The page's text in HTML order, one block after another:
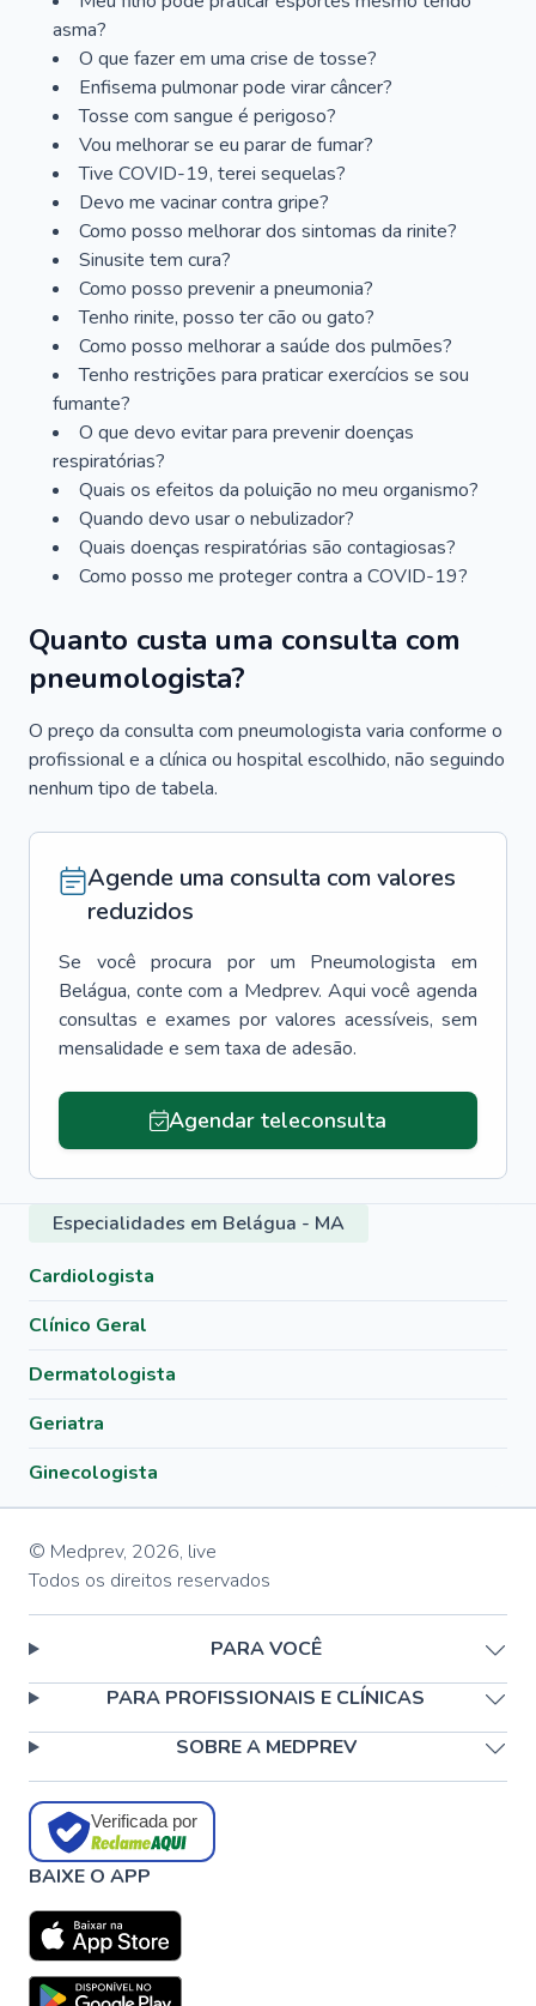
asma?
O que fazer em uma crise de tosse?
Enfisema pulmonar pode virar câncer?
Tosse com sangue é perigoso?
Vou melhorar se eu parar de fumar?
Tive COVID-19, terei sequelas?
Devo me vacinar contra gripe?
Como posso melhorar dos sintomas da rinite?
Sinusite tem cura?
Como posso prevenir a pneumonia?
Tenho rinite, posso ter cão ou gato?
Como posso melhorar a saúde dos pulmões?
Tenho restrições para praticar exercícios se sou
fumante?
O que devo evitar para prevenir doenças
respiratórias?
Quais os efeitos da poluição no meu organismo?
Quando devo usar o nebulizador?
Quais doenças respiratórias são contagiosas?
Como posso me proteger contra a COVID-19?
Quanto custa uma consulta com
pneumologista?
O preço da consulta com pneumologista varia conforme o
profissional e a clínica ou hospital escolhido, não seguindo
nenhum tipo de tabela.
Agende uma consulta com valores
reduzidos
Se você procura por um Pneumologista
em
Belágua, conte com a Medprev. Aqui você agenda
consultas e exames por valores acessíveis, sem
mensalidade e sem taxa de adesão.
Agendar teleconsulta
Especialidades em Belágua - MA
Cardiologista
Clínico Geral
Dermatologista
Geriatra
Ginecologista
© Medprev, 2026, live
Todos os direitos reservados
PARA VOCÊ
PARA PROFISSIONAIS E CLÍNICAS
SOBRE A MEDPREV
Verificada por
BAIXE O APP